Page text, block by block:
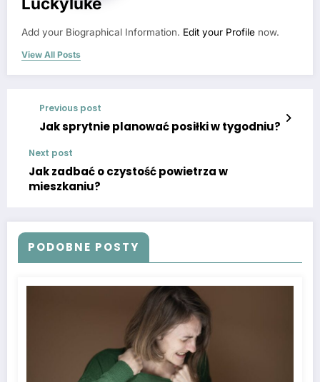
Add your Biographical Information. Edit your Profile now.
View All Posts
Previous post
Jak sprytnie planować posiłki w tygodniu?
Next post
Jak zadbać o czystość powietrza w
mieszkaniu?
PODOBNE POSTY